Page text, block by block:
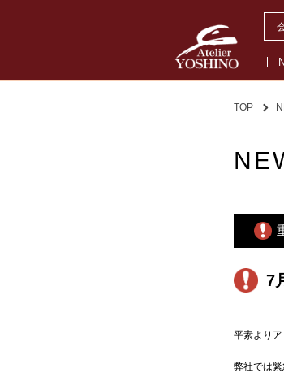
TOP
7
平素より
弊社では